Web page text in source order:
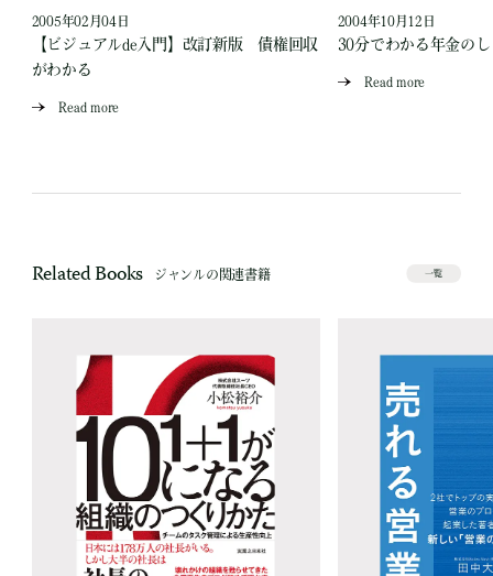
2005年02月04日
【ビジュアルde入門】改訂新版 債権回収
がわかる
Read more
2004年10月12日
30分でわかる年金の
Read more
Related Books ジャンルの関連書籍 一覧